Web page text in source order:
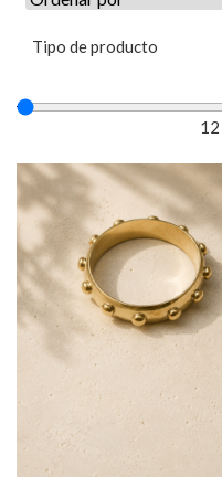
Tipo de producto
12